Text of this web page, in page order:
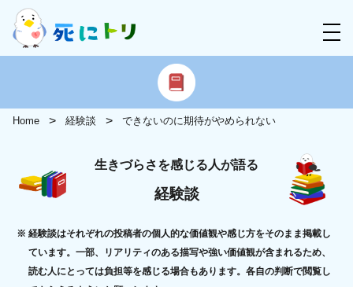
Home 経験談 できないのに期待がやめられない
生きづらさを感じる人が語る
経験談
経験談はそれぞれの投稿者の個人的な価値観や感じ方をそのまま掲載し
ています。一部、リアリティのある描写や強い価値観が含まれるため、
読む人にとっては負担等を感じる場合もあります。各自の判断で閲覧し